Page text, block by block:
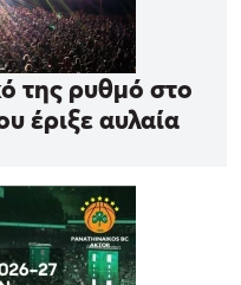
της ρυθμό στο
έριξε αυλαία